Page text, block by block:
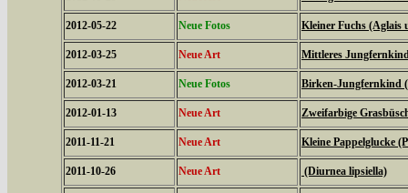
2012-05-22 Neue Fotos Kleiner Fuchs (Aglais
2012-03-25 Neue Art Mittleres
2012-03-21 Neue Fotos Birken-Jungfernkind
2012-01-13 Neue Art Zweifarbige
2011-11-21 Neue Art Kleine Pappelglucke
2011-10-26 Neue Art (Diurnea lipsiella)